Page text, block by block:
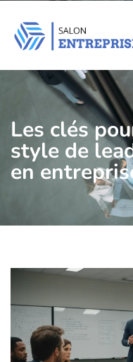
Les clés
style de
en